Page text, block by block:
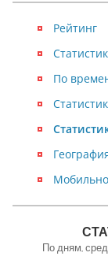
Рейтинг
По
По дням,